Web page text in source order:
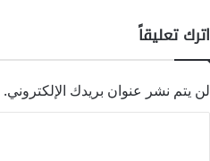
اترك تعليقاً
لن يتم نشر عنوان بريدك الإلكتروني.